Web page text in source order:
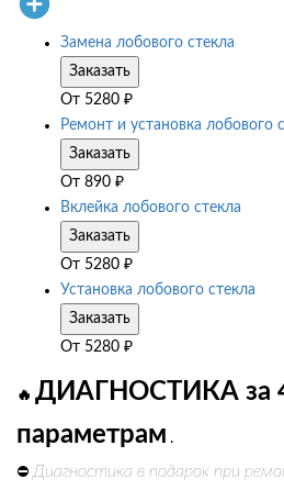
Замена лобового стекла
Заказать
От 5280 ₽
Ремонт и установка лобового
Заказать
От 890 ₽
Вклейка лобового стекла
Заказать
От 5280 ₽
Установка лобового стекла
Заказать
От 5280 ₽
🔥 ДИАГНОСТИКА за
параметрам .
⛔ Диагностика в подарок при